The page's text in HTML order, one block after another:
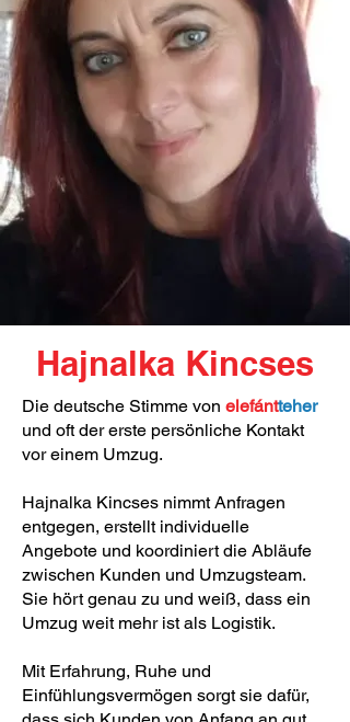
Hajnalka Kincses
Die deutsche Stimme von elefántteher
und oft der erste persönliche Kontakt
vor einem Umzug.
Hajnalka Kincses nimmt Anfragen
entgegen, erstellt individuelle
Angebote und koordiniert die Abläufe
zwischen Kunden und Umzugsteam.
Sie hört genau zu und weiß, dass ein
Umzug weit mehr ist als Logistik.
Mit Erfahrung, Ruhe und
Einfühlungsvermögen sorgt sie dafür,